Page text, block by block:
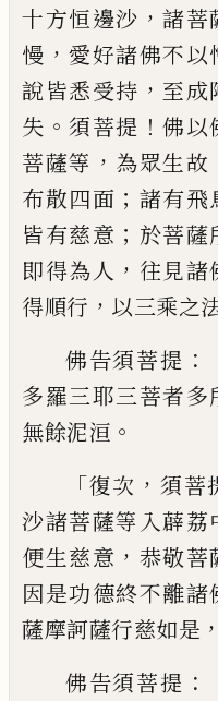
十方恒邊沙 ，諸菩
慢 ，愛好諸佛不以
說皆悉受持 ， 至成
失 。 須菩提 ！佛以
菩薩等 ， 為眾生故
布散四面 ； 諸有飛
皆有慈意 ； 於菩薩
即得為人 ， 往 見諸
得順行 ， 以三乘之
佛告須菩提
多羅三耶三菩者多
無餘泥洹 。
「復次 ， 須菩
沙諸菩薩等入薜荔
便生慈意 ， 恭敬菩
因是功德終不離諸
薩摩訶薩行慈如是 ，
佛告須菩提 ：